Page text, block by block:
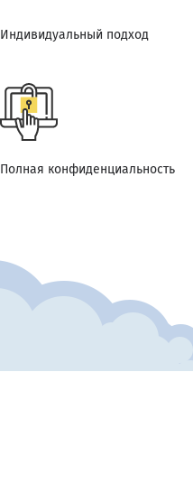
Индивидуальный подход
Полная конфиденциальность